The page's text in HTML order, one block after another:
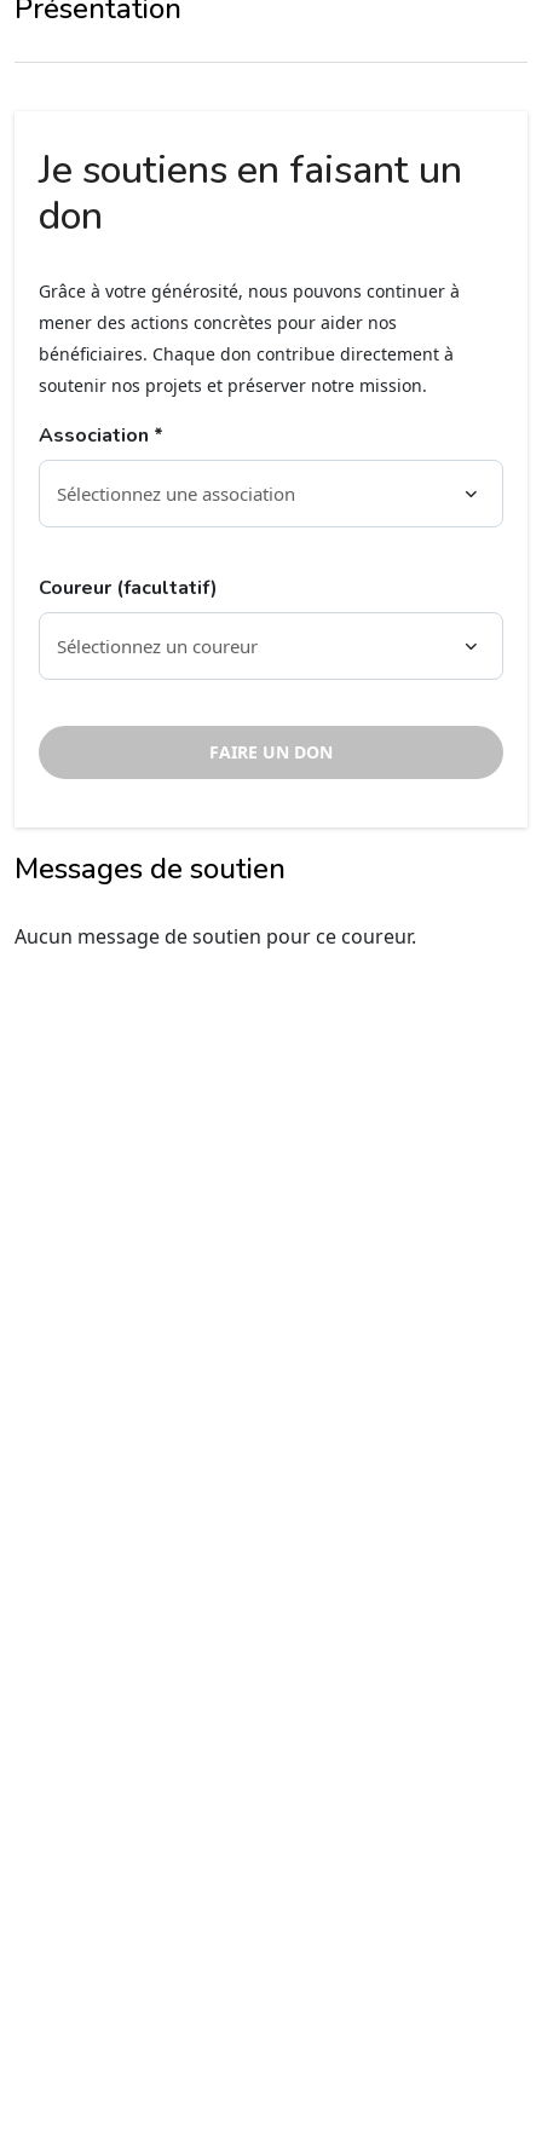
Présentation
Je soutiens en faisant un
don
Grâce à votre générosité, nous pouvons continuer à
mener des actions concrètes pour aider nos
bénéficiaires. Chaque don contribue directement à
soutenir nos projets et préserver notre mission.
Association *
Coureur (facultatif)
FAIRE UN DON
Messages de soutien
Aucun message de soutien pour ce coureur.